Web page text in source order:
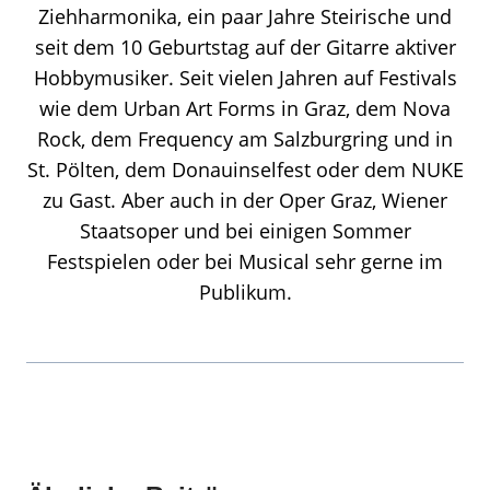
Ziehharmonika, ein paar Jahre Steirische und
seit dem 10 Geburtstag auf der Gitarre aktiver
Hobbymusiker. Seit vielen Jahren auf Festivals
wie dem Urban Art Forms in Graz, dem Nova
Rock, dem Frequency am Salzburgring und in
St. Pölten, dem Donauinselfest oder dem NUKE
zu Gast. Aber auch in der Oper Graz, Wiener
Staatsoper und bei einigen Sommer
Festspielen oder bei Musical sehr gerne im
Publikum.